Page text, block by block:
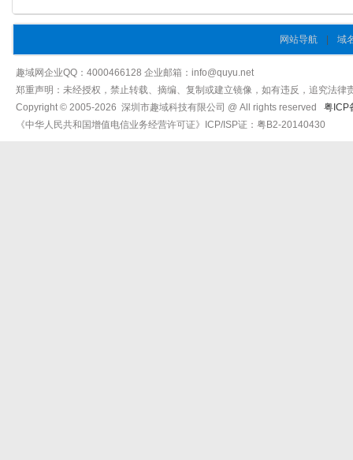
网站导航 域
趣域网企业QQ：4000466128 企业邮箱：info@quyu.net
郑重声明：未经授权，禁止转载、摘编、复制或建立镜像，如有违反，追究法律
Copyright © 2005-2026 深圳市趣域科技有限公司 @ All rights reserved 粤ICP
《中华人民共和国增值电信业务经营许可证》ICP/ISP证：粤B2-20140430